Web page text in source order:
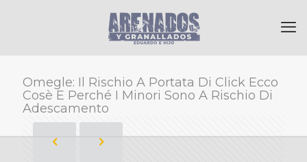
Omegle: Il Rischio A Portata Di Click Ecco
Cosè E Perché I Minori Sono A Rischio Di
Adescamento